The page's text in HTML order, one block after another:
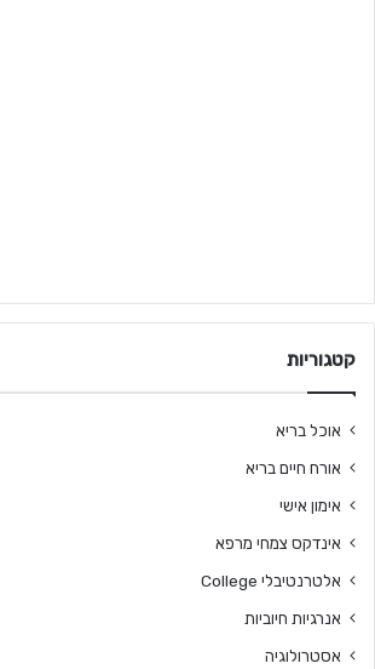
קטגוריות
אוכל בריא
אורח חיים בריא
אימון אישי
אינדקס צמחי מרפא
אלטרנטיבלי College
אנרגיות חיוביות
אסטרולוגיה